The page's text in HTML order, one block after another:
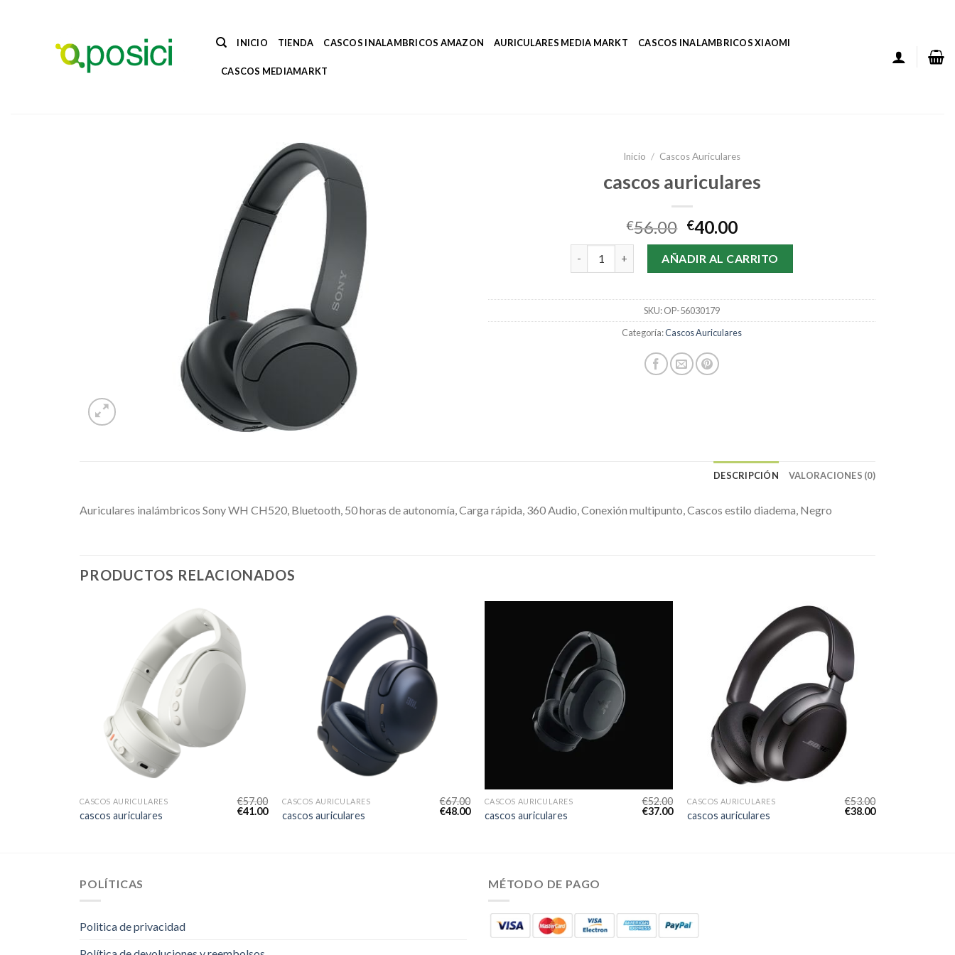
INICIO TIENDA CASCOS INALAMBRICOS AMAZON AURICULARES MEDIA MARKT CASCOS INALAMBRICOS XIAOMI
CASCOS MEDIAMARKT
Inicio / Cascos Auriculares
cascos auriculares
€56.00 €40.00
cascos auriculares cantidadAÑADIR AL CARRITO
SKU:OP-56030179
Categoría:Cascos Auriculares
DESCRIPCIÓN VALORACIONES (0)
Auriculares inalámbricos Sony WH CH520, Bluetooth, 50 horas de autonomía, Carga rápida, 360 Audio, Conexión multipunto, Cascos estilo diadema, Negro
PRODUCTOS RELACIONADOS
CASCOS AURICULARES
cascos auriculares
€57.00
€41.00
CASCOS AURICULARES
cascos auriculares
€67.00
€48.00
CASCOS AURICULARES
cascos auriculares
€52.00
€37.00
CASCOS AURICULARES
cascos auriculares
€53.00
€38.00
POLÍTICAS
Politica de privacidad
MÉTODO DE PAGO